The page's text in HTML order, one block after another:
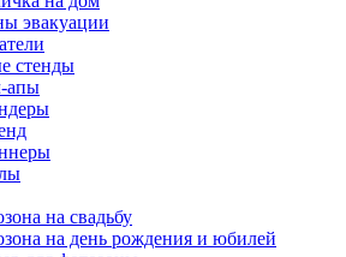
эвакуации
стенды
апы
на свадьбу
на день рождения и юбилей